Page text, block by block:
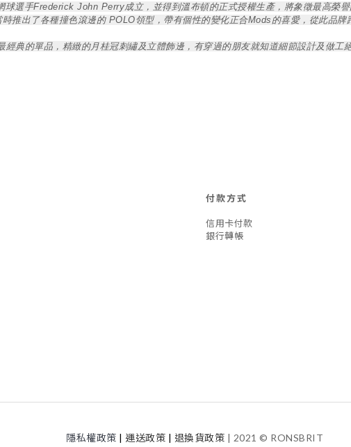
選手Frederick John Perry成立，並得到溫布頓的正式授權生產，將象徵最高榮
時推出了各種撞色滾邊的 POLO領型，帶有個性的變化正合Mods的喜愛，從此品
典的單品，精緻的月桂冠刺繡及立體飾邊，有穿過的朋友就知道細節設計及做工
付款方式
信用卡付款
銀行轉帳
隱私權政策 | 運送政策 | 退換貨政策 | 2021 © RONSBRIT